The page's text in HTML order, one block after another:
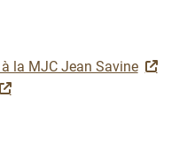
la MJC Jean Savine